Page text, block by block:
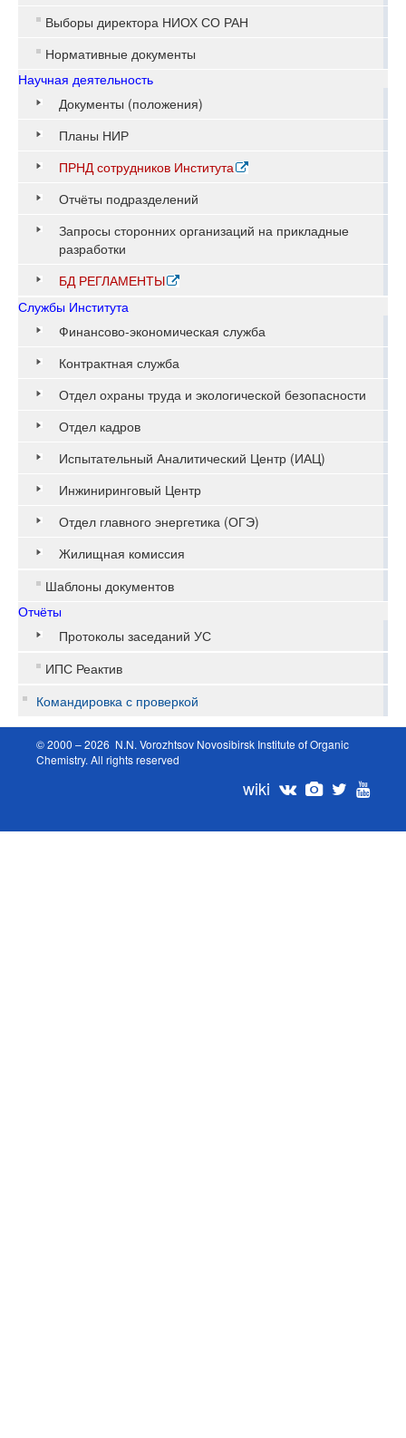
Выборы директора НИОХ СО РАН
Нормативные документы
Научная деятельность
Документы (положения)
Планы НИР
ПРНД сотрудников Института
Отчёты подразделений
Запросы сторонних организаций на прикладные
разработки
БД РЕГЛАМЕНТЫ
Службы Института
Финансово-экономическая служба
Контрактная служба
Отдел охраны труда и экологической безопасности
Отдел кадров
Испытательный Аналитический Центр (ИАЦ)
Инжиниринговый Центр
Отдел главного энергетика (ОГЭ)
Жилищная комиссия
Шаблоны документов
Отчёты
Протоколы заседаний УС
ИПС Реактив
Командировка с проверкой
© 2000 – 2026 N.N. Vorozhtsov Novosibirsk Institute of Organic
Chemistry. All rights reserved
wiki